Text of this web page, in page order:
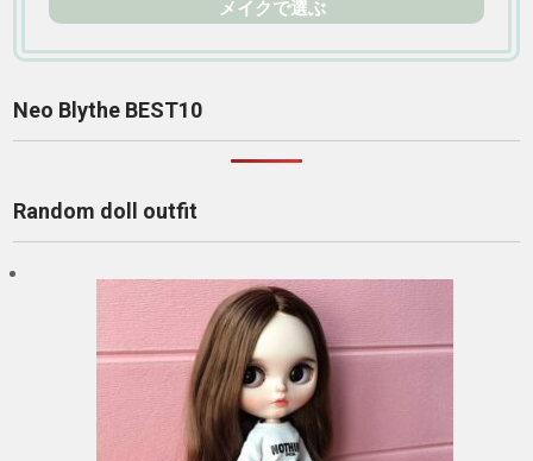
メイクで選ぶ
Neo Blythe BEST10
Random doll outfit